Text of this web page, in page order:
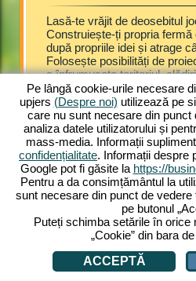
pe
Lasă-te vrăjit de deosebitul
Construiește-ți propria
după propriile idei și atrage
Folosește posibilități de
a înfrumuseța teritoriul,
cadrele de fereastră. Adu cai
gospodăria ta și îngrijește-
vizitatorii. Răsfață-i cu
confortabile. Horse Farm te
fascinantă. Într-un aspect
Horse Farm îți oferă
Obține diferite rase de cai pe
Experimentează jocul online
Joacă acum!
Pe lângă cookie-urile necesare
upjers (Despre noi) utilizează pe
care nu sunt necesare din punct
analiza datele utilizatorului și
mass-media. Informații
confidențialitate. Informații despre
Google pot fi găsite la https://
Pentru a da consimțământul la
sunt necesare din punct de
pe butonul
Puteți schimba setările în orice
„Cookie” din bara
ACCEPTĂ